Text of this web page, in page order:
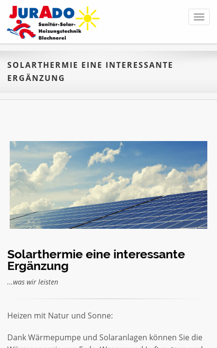
SOLARTHERMIE EINE INTERESSANTE
ERGÄNZUNG
Solarthermie eine interessante
Ergänzung
...was wir leisten
Heizen mit Natur und Sonne:
Dank Wärmepumpe und Solaranlagen können Sie die